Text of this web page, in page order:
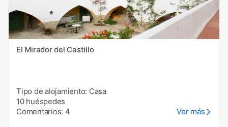
El Mirador del Castillo
Tipo de alojamiento: Casa
10 huéspedes
Comentarios: 4
Ver más